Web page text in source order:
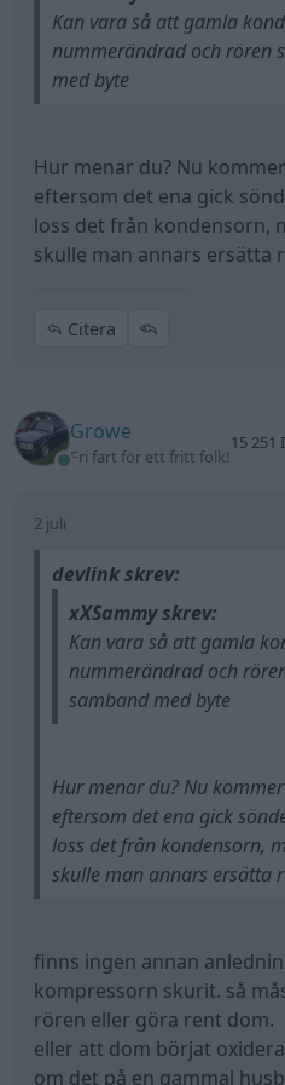
Kan vara så att gamla
nummerändrad och rören
med byte
Hur menar du? Nu
eftersom det ena gick
loss det från kondensorn,
skulle man annars ersätta
Citera
Growe
Fri fart för ett fritt folk!
15 251
2 juli
devlink skrev:
xXSammy skrev:
Kan vara så att gamla
nummerändrad och
samband med byte
Hur menar du? Nu
eftersom det ena gick
loss det från kondensorn,
skulle man annars ersätta
finns ingen annan
kompressorn skurit. så
rören eller göra rent dom.
eller att dom börjat
om det på en gammal